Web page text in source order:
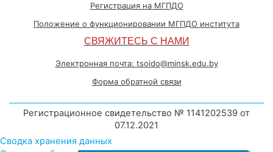
Регистрация на МГПДО
Положение о функционировании МГПДО института
СВЯЖИТЕСЬ С НАМИ
Электронная почта: tsoido@minsk.edu.by
Форма обратной связи
Регистрационное свидетельство № 1141202539 от
07.12.2021
Сводка хранения данных